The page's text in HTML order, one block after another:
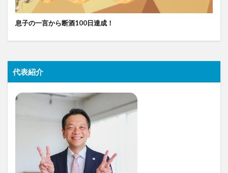
息子の一言から断酒100日達成！
代表紹介